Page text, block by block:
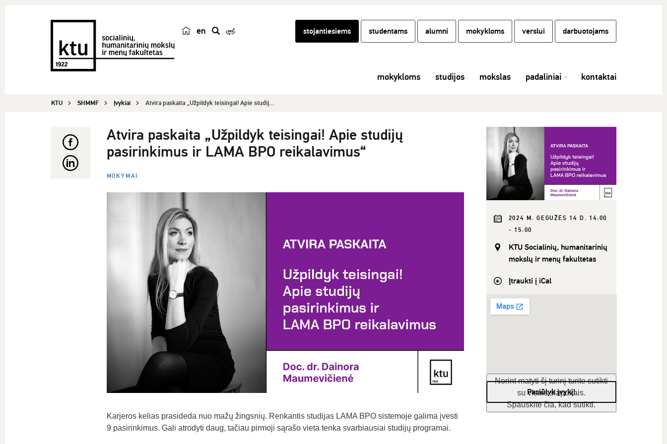
en
k
stojantiesiems studentams alumni mokykloms verslui darbuotojams
mokykloms studijos mokslas padaliniai kontaktai
KTU SHMMF Įvykiai Atvira paskaita „Užpildyk teisingai! Apie studij...
Atvira paskaita „Užpildyk teisingai! Apie studijų
pasirinkimus ir LAMA BPO reikalavimus“
MOKYMAI
Karjeros kelias prasideda nuo mažų žingsnių. Renkantis studijas LAMA BPO sistemoje galima įvesti
9 pasirinkimus. Gali atrodyti daug, tačiau pirmoji sąrašo vieta tenka svarbiausiai studijų programai.
2024 M. GEGUŽĖS 14 D. 14:00
- 15:00
KTU Socialinių, humanitarinių
mokslų ir menų fakultetas
Įtraukti į iCal
Norint matyti šį turinį turite sutikti
su visais slapukais.
Spauskite čia, kad sutikti.
Pasiūlyk įvykį!